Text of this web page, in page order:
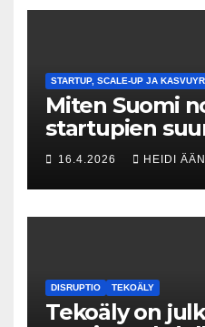
STARTUP, SCALE-UP JA
Miten Suomi
startupien
Tesin Piia
16.4.2026 HEIDI
DISRUPTIO TEKOÄLY
Tekoäly on